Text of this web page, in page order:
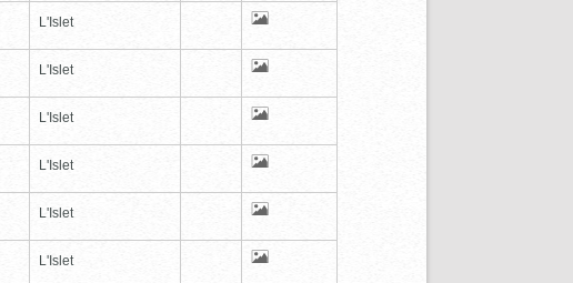
L'Islet
L'Islet
L'Islet
L'Islet
L'Islet
L'Islet